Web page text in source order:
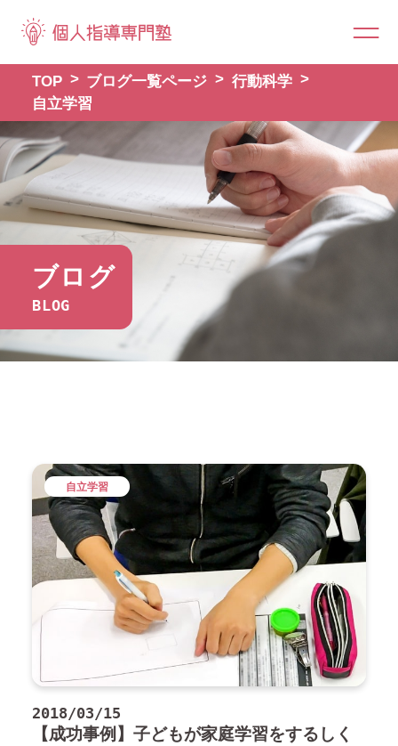
TOP ブログ一覧ページ
行動科学
自立学習
ブログ
BLOG
2018/03/15
【成功事例】子どもが家庭学習をするしく
自立学習